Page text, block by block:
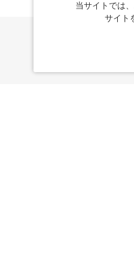
当サイトでは
サイト